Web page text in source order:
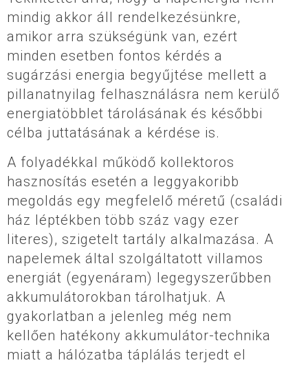
mindig akkor áll rendelkezésünkre,
amikor arra szükségünk van, ezért
minden esetben fontos kérdés a
sugárzási energia begyűjtése mellett a
pillanatnyilag felhasználásra nem kerülő
energiatöbblet tárolásának és későbbi
célba juttatásának a kérdése is.
A folyadékkal működő kollektoros
hasznosítás esetén a leggyakoribb
megoldás egy megfelelő méretű (családi
ház léptékben több száz vagy ezer
literes), szigetelt tartály alkalmazása. A
napelemek által szolgáltatott villamos
energiát (egyenáram) legegyszerűbben
akkumulátorokban tárolhatjuk. A
gyakorlatban a jelenleg még nem
kellően hatékony akkumulátor-technika
miatt a hálózatba táplálás terjedt el